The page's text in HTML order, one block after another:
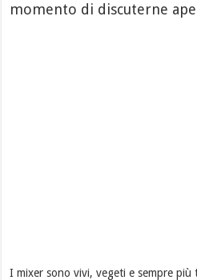
momento di discuterne
I mixer sono vivi, vegeti e sempre più